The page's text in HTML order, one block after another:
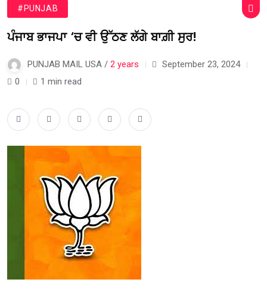
#PUNJAB
ਪੰਜਾਬ ਭਾਜਪਾ ‘ਚ ਵੀ ਉੱਠਣ ਲੱਗੇ ਬਾਗ਼ੀ ਸੁਰ!
PUNJAB MAIL USA / 2 years
September 23, 2024
0
1 min read